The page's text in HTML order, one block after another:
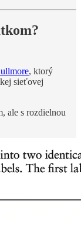
, ktorý
sieťovej
ale s rozdielnou